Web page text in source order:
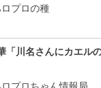
プロの種
「川名さんにカエ
プロちゃん情報局